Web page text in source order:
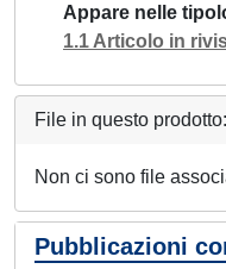
Appare nelle
1.1 Articolo in
File in questo prodotto:
Non ci sono file
Pubblicazioni